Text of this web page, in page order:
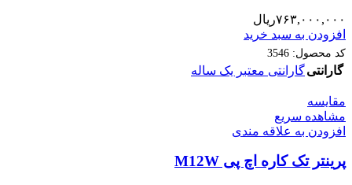
۷۶۳,۰۰۰,۰۰۰ریال
افزودن به سبد خرید
کد محصول: 3546
گارانتیگارانتی معتبر یک ساله
مقایسه
مشاهده سریع
افزودن به علاقه مندی
پرینتر تک کاره اچ پی M12W